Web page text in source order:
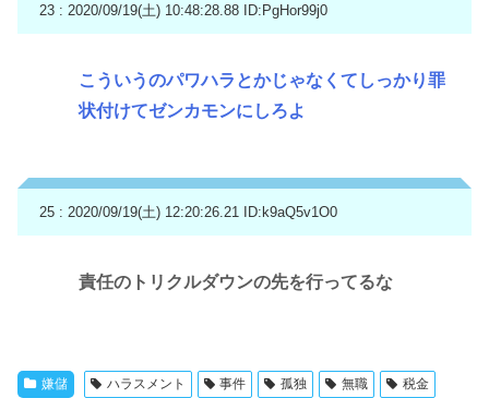
23 : 2020/09/19(土) 10:48:28.88 ID:PgHor99j0
こういうのパワハラとかじゃなくてしっかり罪
状付けてゼンカモンにしろよ
25 : 2020/09/19(土) 12:20:26.21 ID:k9aQ5v1O0
責任のトリクルダウンの先を行ってるな
嫌儲 ハラスメント 事件 孤独 無職 税金